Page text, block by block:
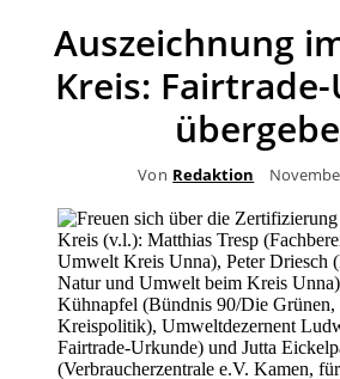
Auszeichnung
Kreis:
Von Redaktion